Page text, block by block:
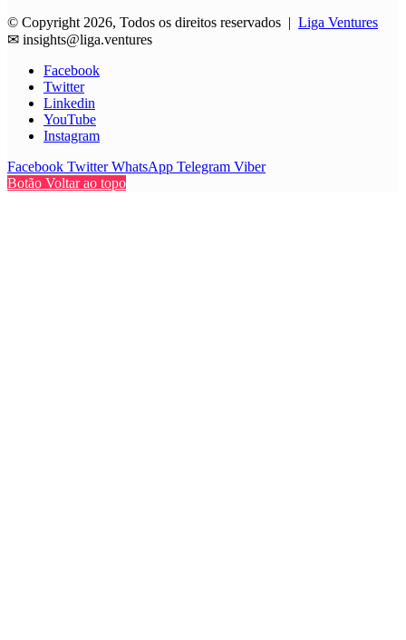
© Copyright 2026, Todos os direitos reservados | Liga Ventures
✉ insights@liga.ventures
Facebook
Twitter
Linkedin
YouTube
Instagram
Facebook Twitter WhatsApp Telegram Viber
Botão Voltar ao topo